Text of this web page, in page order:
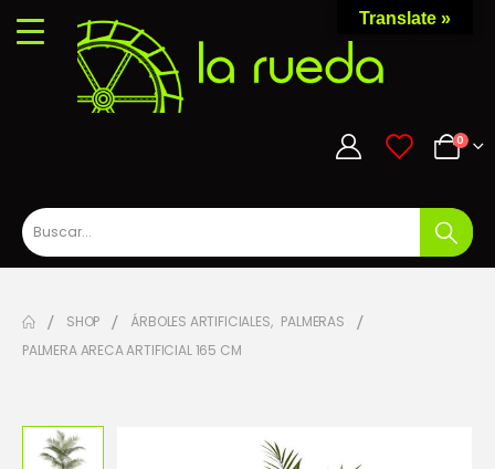
0 0
SHOP ÁRBOLES ARTIFICIALES, PALMERAS
PALMERA ARECA ARTIFICIAL 165 CM
Translate »